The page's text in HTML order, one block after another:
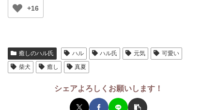
+16
癒しのハル氏 ハル ハル氏 元気
可愛い
柴犬
癒し 真夏
シェアよろしくお願いします！